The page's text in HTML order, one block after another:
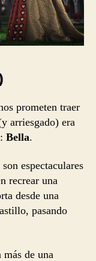
prometen traer
arriesgado) era
Bella.
espectaculares
recrear una
desde una
pasando
más de una